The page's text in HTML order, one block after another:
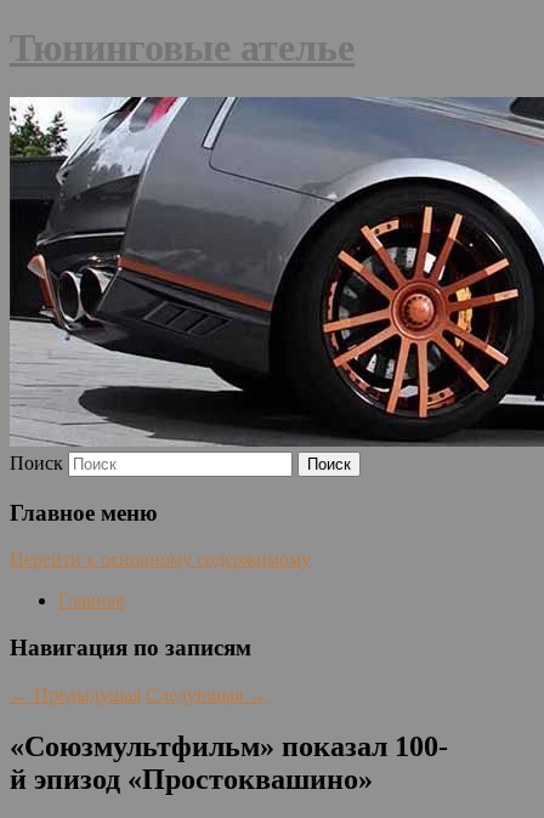
Тюнинговые ателье
Поиск
Главное меню
Перейти к основному содержимому
Главная
Навигация по записям
← Предыдущая Следующая →
«Союзмультфильм» показал 100-
й эпизод «Простоквашино»